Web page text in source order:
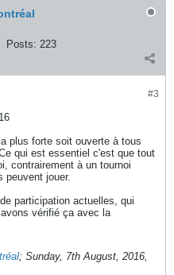
Posts: 223
#3
plus forte soit ouverte à tous
qui est essentiel c'est que tout
contrairement à un tournoi
peuvent jouer.
participation actuelles, qui
vérifié ça avec la
; Sunday, 7th August, 2016,